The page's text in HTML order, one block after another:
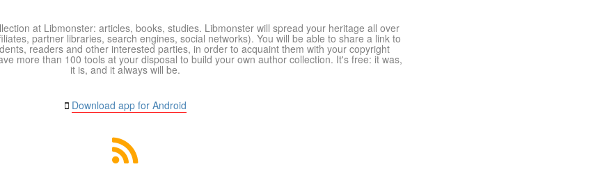
at Libmonster: articles, books, studies. Libmonster will spread your heritage all over
partner libraries, search engines, social networks). You will be able to share a link to
readers and other interested parties, in order to acquaint them with your copyright
more than 100 tools at your disposal to build your own author collection. It's free: it was,
it is, and it always will be.
Download app for Android